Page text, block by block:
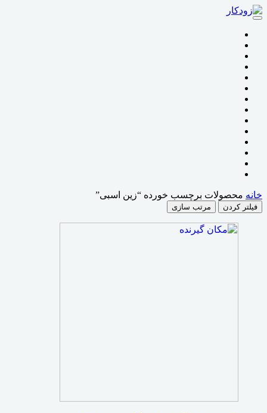
خانه محصولات برچسب خورده “زین اسبی”
فیلتر کردن مرتب سازی